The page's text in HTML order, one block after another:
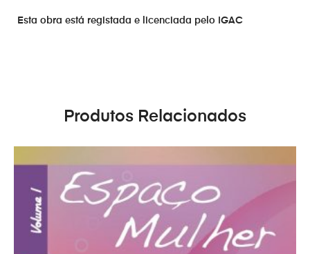
Esta obra está registada e licenciada pelo IGAC
Produtos Relacionados